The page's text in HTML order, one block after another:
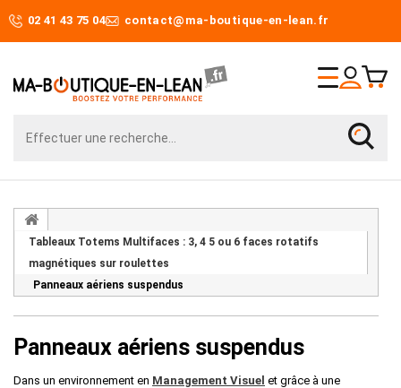
02 41 43 75 04 contact@ma-boutique-en-lean.fr
Tableaux Totems Multifaces : 3, 4 5 ou 6 faces rotatifs
magnétiques sur roulettes
Panneaux aériens suspendus
Panneaux aériens suspendus
Dans un environnement en Management Visuel et grâce à une